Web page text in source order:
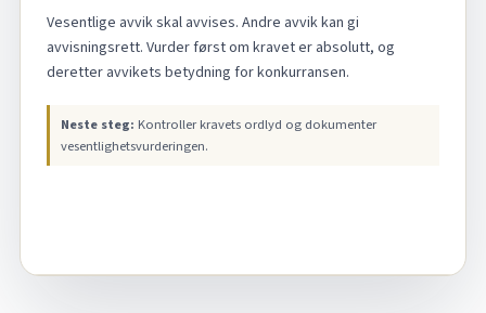
Vesentlige avvik skal avvises. Andre avvik kan gi
avvisningsrett. Vurder først om kravet er absolutt, og
deretter avvikets betydning for konkurransen.
Neste steg: Kontroller kravets ordlyd og dokumenter
vesentlighetsvurderingen.